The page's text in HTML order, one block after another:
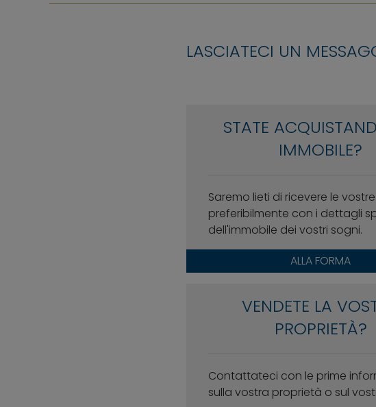
LASCIATECI UN
STATE
IMMOBILE?
Saremo lieti di ricevere le
preferibilmente con i dettagli
dell'immobile dei vostri sogni.
ALLA FORMA
VENDETE LA
PROPRIETÀ?
Contattateci con le prime
sulla vostra proprietà o sul